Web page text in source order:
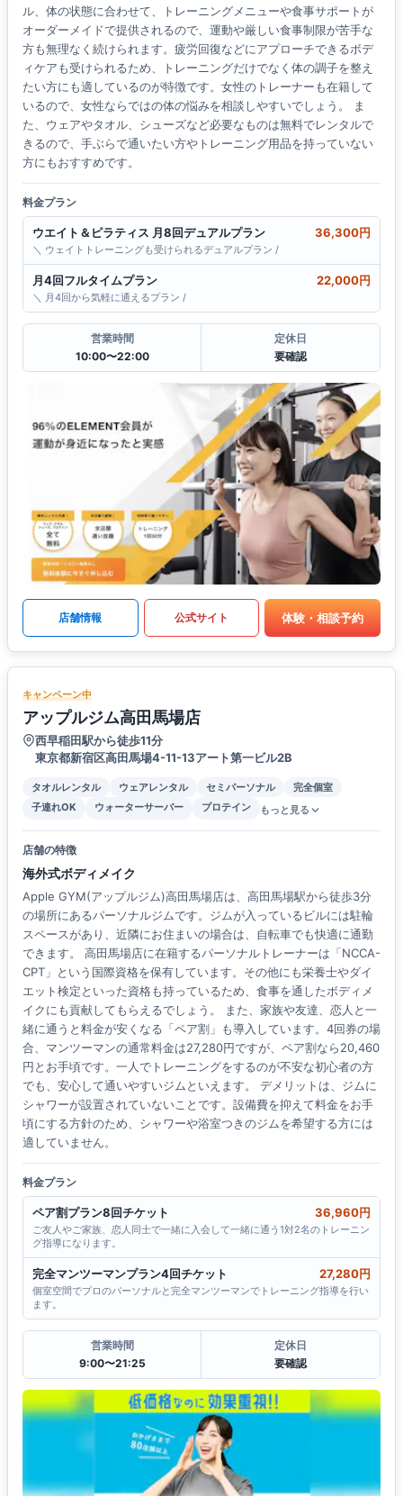
ル、体の状態に合わせて、トレーニングメニューや食事サポートが
オーダーメイドで提供されるので、運動や厳しい食事制限が苦手な
方も無理なく続けられます。疲労回復などにアプローチできるボデ
ィケアも受けられるため、トレーニングだけでなく体の調子を整え
たい方にも適しているのが特徴です。女性のトレーナーも在籍して
いるので、女性ならではの体の悩みを相談しやすいでしょう。 ま
た、ウェアやタオル、シューズなど必要なものは無料でレンタルで
きるので、手ぶらで通いたい方やトレーニング用品を持っていない
方にもおすすめです。
料金プラン
ウエイト＆ピラティス 月8回デュアルプラン 36,300円
＼ ウェイトトレーニングも受けられるデュアルプラン /
月4回フルタイムプラン 22,000円
＼ 月4回から気軽に通えるプラン /
営業時間
10:00〜22:00
定休日
要確認
店舗情報 公式サイト 体験・相談予約
キャンペーン中
アップルジム高田馬場店
西早稲田駅から徒歩11分
東京都新宿区高田馬場4-11-13アート第一ビル2B
タオルレンタル ウェアレンタル セミパーソナル
完全個室
子連れOK
ウォーターサーバー プロテイン もっと見る
店舗の特徴
海外式ボディメイク
Apple GYM(アップルジム)高田馬場店は、高田馬場駅から徒歩3分
の場所にあるパーソナルジムです。ジムが入っているビルには駐輪
スペースがあり、近隣にお住まいの場合は、自転車でも快適に通勤
できます。 高田馬場店に在籍するパーソナルトレーナーは「NCCA-
CPT」という国際資格を保有しています。その他にも栄養士やダイ
エット検定といった資格も持っているため、食事を通したボディメ
イクにも貢献してもらえるでしょう。 また、家族や友達、恋人と一
緒に通うと料金が安くなる「ペア割」も導入しています。4回券の場
合、マンツーマンの通常料金は27,280円ですが、ペア割なら20,460
円とお手頃です。一人でトレーニングをするのが不安な初心者の方
でも、安心して通いやすいジムといえます。 デメリットは、ジムに
シャワーが設置されていないことです。設備費を抑えて料金をお手
頃にする方針のため、シャワーや浴室つきのジムを希望する方には
適していません。
料金プラン
ペア割プラン8回チケット 36,960円
ご友人やご家族、恋人同士で一緒に入会して一緒に通う1対2名のトレーニン
グ指導になります。
完全マンツーマンプラン4回チケット 27,280円
個室空間でプロのパーソナルと完全マンツーマンでトレーニング指導を行い
ます。
営業時間
9:00〜21:25
定休日
要確認